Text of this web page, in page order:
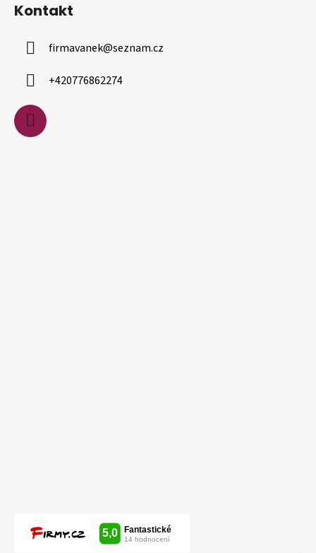
Kontakt
firmavanek@seznam.cz
+420776862274